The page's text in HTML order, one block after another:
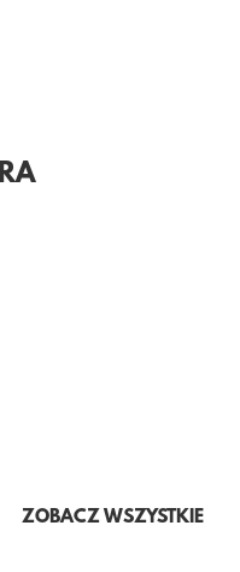
ZOBACZ WSZYSTKIE